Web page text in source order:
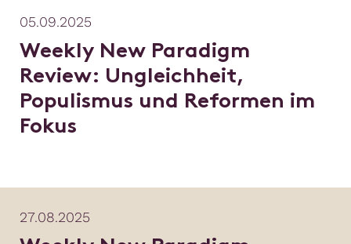
05.09.2025
Weekly New Paradigm
Review: Ungleichheit,
Populismus und Reformen im
Fokus
27.08.2025